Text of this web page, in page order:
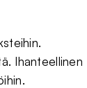
Ihanteellinen